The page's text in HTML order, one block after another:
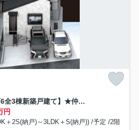
【横浜市西区元久保町6全3棟新築戸建て】★仲介手数料無料★
円
＋2S(納戸)～3LDK＋S(納戸)) /予定 /2階